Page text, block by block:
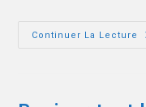
Continuer La Lecture